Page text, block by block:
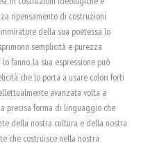
ripensamento di costruzioni
della sua poetessa lo
semplicità e purezza
fanno, la sua espressione può
che lo porta a usare colori forti
avanzata volta a
precisa forma di linguaggio che
della nostra cultura e della nostra
che costruisce nella nostra